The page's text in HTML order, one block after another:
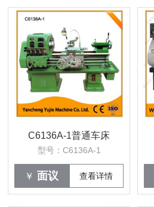
C6136A-1普通车床
型号：C6136A-1
￥ 面议 查看详情